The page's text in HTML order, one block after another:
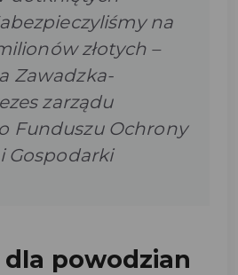
na
złotych –
Zawadzka-
zarządu
Funduszu Ochrony
Gospodarki
dla powodzian